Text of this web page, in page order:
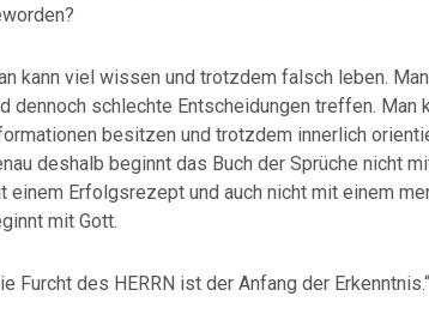
kann viel wissen und trotzdem falsch leben.
dennoch schlechte Entscheidungen treffen. Man
besitzen und trotzdem innerlich
deshalb beginnt das Buch der Sprüche nicht
einem Erfolgsrezept und auch nicht mit einem
mit Gott.
Furcht des HERRN ist der Anfang der Erkenntnis.“